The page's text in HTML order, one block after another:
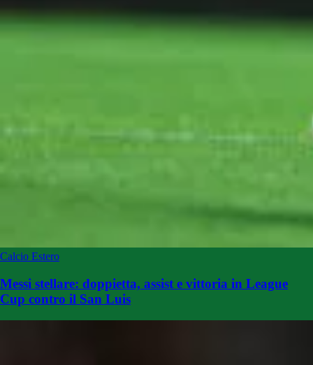
Calcio Estero
Messi stellare: doppietta, assist e vittoria in League
Cup contro il San Luis